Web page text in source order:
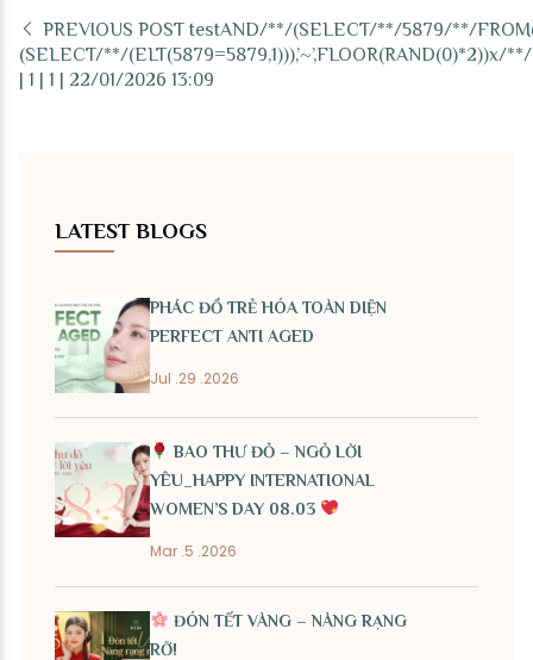
PREVIOUS POST testAND/**/(SELECT/**/5879/**/
(SELECT/**/
| 1 | 1 | 22/01/2026 13:09
LATEST BLOGS
PHÁC ĐỒ TRẺ HÓA TOÀN DIỆN
PERFECT ANTI AGED
Jul .29 .2026
BAO THƯ ĐỎ – NGỎ LỜI
YÊU_HAPPY INTERNATIONAL
WOMEN’S DAY 08.03
Mar .5 .2026
ĐÓN TẾT VÀNG – NÀNG RẠNG
RỠ!